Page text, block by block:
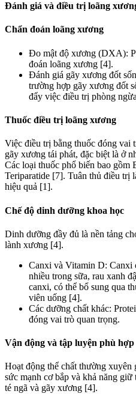
Đánh giá và điều trị loãng
Chẩn đoán loãng xương
Đo mật độ xương (DXA):
đoán loãng xương [4].
Đánh giá gãy xương đốt
trường hợp gãy xương đốt
đẩy việc điều trị phòng
Thuốc điều trị loãng xương
Việc điều trị bằng thuốc đóng vai
gãy xương tái phát, đặc biệt là ở
Các loại thuốc phổ biến bao gồm
Teriparatide [7]. Tuân thủ điều trị
hiệu quả [1].
Chế độ dinh dưỡng khoa học
Dinh dưỡng đầy đủ là nền tảng
lành xương [4].
Canxi và Vitamin D: Canxi
nhiều trong sữa, rau xanh
canxi, có thể bổ sung qua
viên uống [4].
Các dưỡng chất khác:
đóng vai trò quan trọng.
Vận động và tập luyện phù hợp
Hoạt động thể chất thường
sức mạnh cơ bắp và khả năng
té ngã và gãy xương [4].